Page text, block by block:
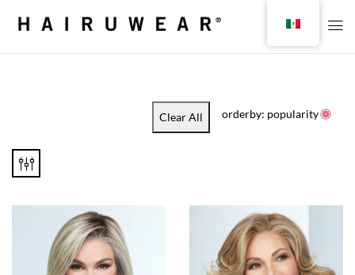
Clear All orderby: popularity